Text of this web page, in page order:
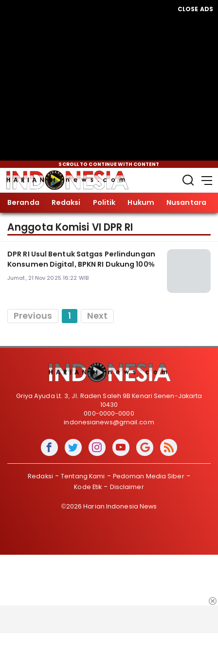
CLOSE ADS
SCROLL TO CONTINUE WITH CONTENT
Beranda Redaksi Politik Hukum Nusantara
Anggota Komisi VI DPR RI
DPR RI Usul Bentuk Satgas Perlindungan
Konsumen Digital, BPKN RI Dukung 100%
Jumat, 21 Nov 2025 16:22 WIB
Previous 1 Next
Griya Ayuda Lt. 3, Jl. Raden Saleh 9B Kenari Senen-Jakarta
10430
000-0000-0000
indonesianews@gmail.com
Redaksi Tentang Kami
Pedoman Media Siber
Kode Etik
Disclaimer
©2026 Harian Indonesia News